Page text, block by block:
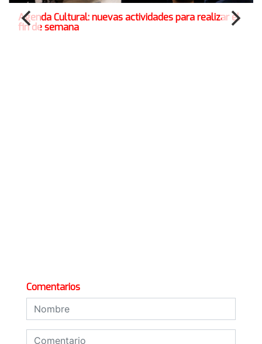
Agenda Cultural: nuevas actividades para realizar el
fin de semana
Comentarios